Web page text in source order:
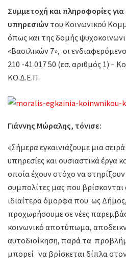
Συμμετοχή και πληροφορίες
υπηρεσιών του Κοινωνικού
όπως και της δομής
«Βασιλικών 7», οι
210 -41 017 50 (εσ. αριθμός 1) –
ΚΟ.Δ.Ε.Π.
Γιάννης Μώραλης, τόνισε:
«Σήμερα εγκαινιάζουμε μια
υπηρεσίες και ουσιαστικά έργα
οποία έχουν στόχο να
συμπολίτες μας που βρίσκονται
ιδιαίτερα όμορφα που ως
προχωρήσουμε σε νέες
κοινωνικό αποτύπωμα,
αυτοδιοίκηση, παρά τα
μπορεί να βρίσκεται δίπλα